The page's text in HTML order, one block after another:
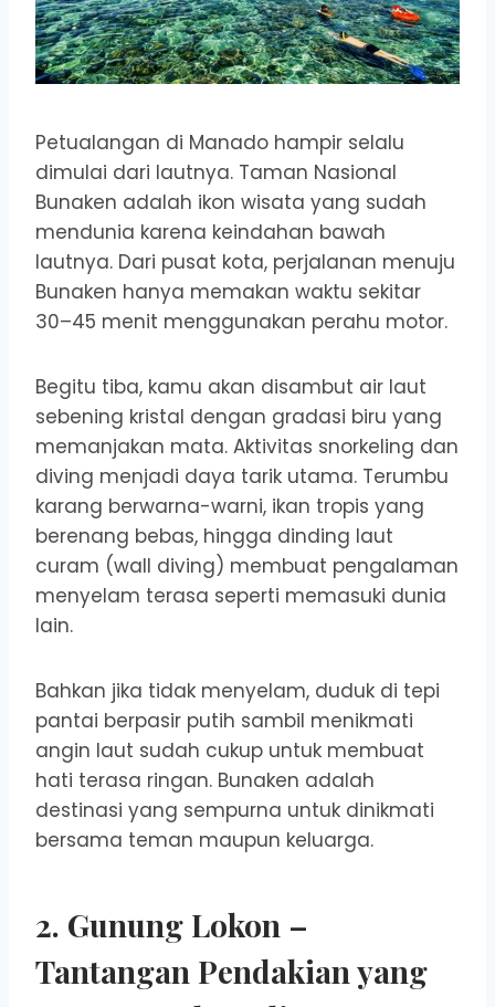
Petualangan di Manado hampir selalu
dimulai dari lautnya. Taman Nasional
Bunaken adalah ikon wisata yang sudah
mendunia karena keindahan bawah
lautnya. Dari pusat kota, perjalanan menuju
Bunaken hanya memakan waktu sekitar
30–45 menit menggunakan perahu motor.
Begitu tiba, kamu akan disambut air laut
sebening kristal dengan gradasi biru yang
memanjakan mata. Aktivitas snorkeling dan
diving menjadi daya tarik utama. Terumbu
karang berwarna-warni, ikan tropis yang
berenang bebas, hingga dinding laut
curam (wall diving) membuat pengalaman
menyelam terasa seperti memasuki dunia
lain.
Bahkan jika tidak menyelam, duduk di tepi
pantai berpasir putih sambil menikmati
angin laut sudah cukup untuk membuat
hati terasa ringan. Bunaken adalah
destinasi yang sempurna untuk dinikmati
bersama teman maupun keluarga.
2. Gunung Lokon –
Tantangan Pendakian yang